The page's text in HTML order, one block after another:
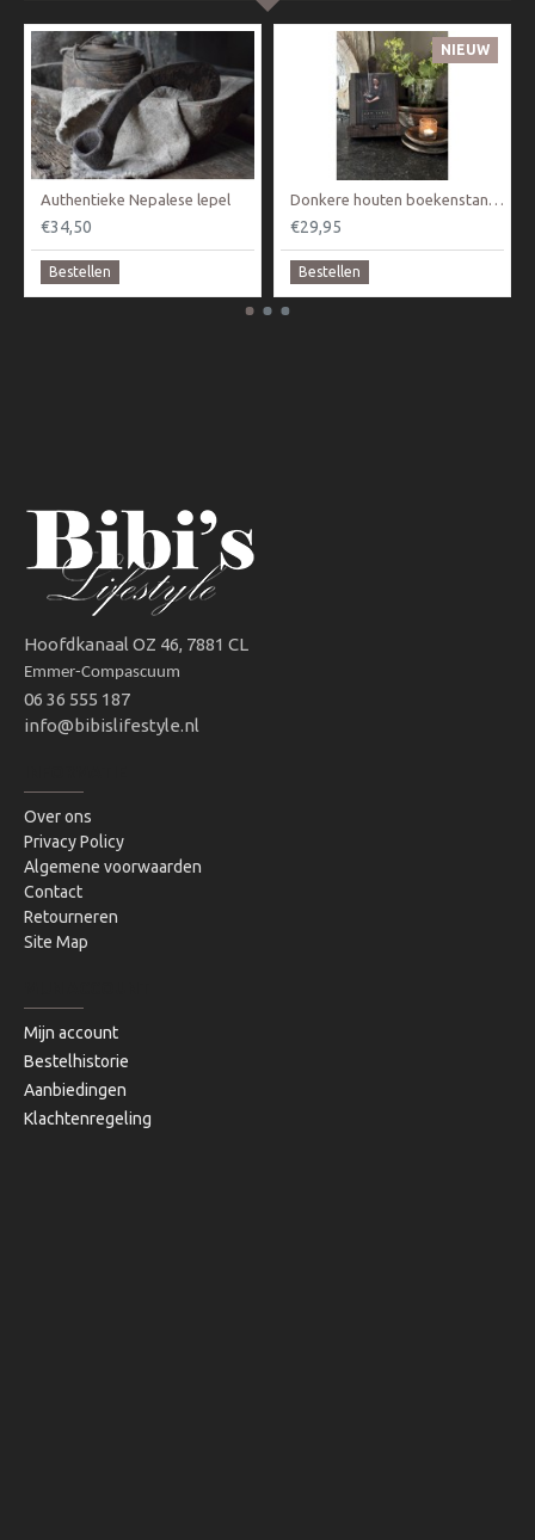
Authentieke Nepalese lepel
€34,50
Bestellen
NIEUW
Donkere houten boekenstandaard
€29,95
Bestellen
Hoofdkanaal OZ 46, 7881 CL
Emmer-Compascuum
06 36 555 187
info@bibislifestyle.nl
Over ons
Privacy Policy
Algemene voorwaarden
Contact
Retourneren
Site Map
Mijn account
Bestelhistorie
Aanbiedingen
Klachtenregeling